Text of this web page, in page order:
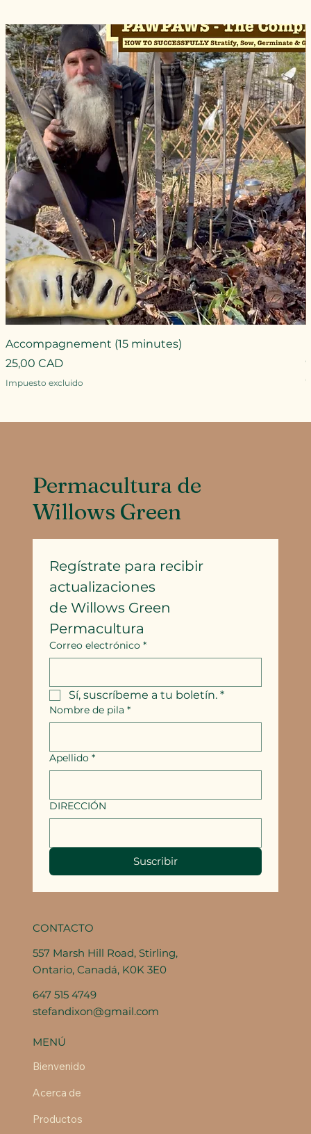
Accompagnement (15 minutes)
Precio
25,00 CAD
Impuesto excluido
Permacultura de
Willows Green
Regístrate para recibir
actualizaciones
de Willows Green
Permacultura
Correo electrónico *
Sí, suscríbeme a tu boletín. *
Nombre de pila *
Apellido *
DIRECCIÓN
Suscribir
CONTACTO
557 Marsh Hill Road, Stirling,
Ontario, Canadá, K0K 3E0
647 515 4749
stefandixon@gmail.com
MENÚ
Bienvenido
Acerca de
Productos